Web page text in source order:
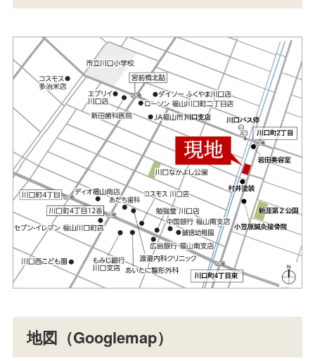
地図（Googlemap）